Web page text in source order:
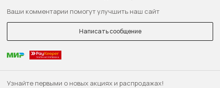
Узнайте первыми о новых акциях и распродажах!
Ваши комментарии помогут улучшить наш сайт
Написать сообщение